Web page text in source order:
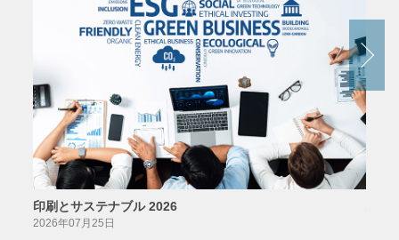
印刷とサステナブル 2026
2026年07月25日